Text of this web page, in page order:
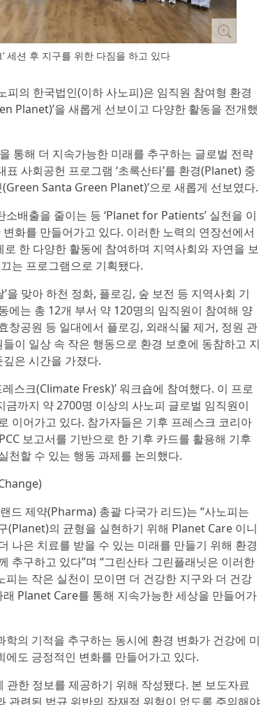
세션 후 지구를 위한 다짐을 하고 있다
피의 한국법인(이하 사노피)은 임직원 참여형 환경
Planet)’을 새롭게 선보이고 다양한 활동을 전개했
통해 더 지속가능한 미래를 추구하는 글로벌 전략
사회공헌 프로그램 ‘초록산타’를 환경(Planet) 중
Santa Green Planet)’으로 새롭게 선보였다.
배출을 줄이는 등 ‘Planet for Patients’ 실천을 이
화를 만들어가고 있다. 이러한 노력의 연장선에서
한 다양한 활동에 참여하며 지역사회와 자연을 보
는 프로그램으로 기획됐다.
을 맞아 하천 정화, 플로깅, 숲 보전 등 지역사회 기
에는 총 12개 부서 약 120명의 임직원이 참여해 양
창공원 등 일대에서 플로깅, 외래식물 제거, 정원 관
이 일상 속 작은 행동으로 환경 보호에 동참하고 지
은 시간을 가졌다.
스크(Climate Fresk)’ 워크숍에 참여했다. 이 프로
까지 약 2700명 이상의 사노피 글로벌 임직원이
이어가고 있다. 참가자들은 기후 프레스크 코리아
보고서를 기반으로 한 기후 카드를 활용해 기후
천할 수 있는 행동 과제를 논의했다.
드 제약(Pharma) 총괄 다국가 리드)는 “사노피는
의 균형을 실현하기 위해 Planet Care 이니
나은 치료를 받을 수 있는 미래를 만들기 위해 환경
추구하고 있다”며 “그린산타 그린플래닛은 이러한
는 작은 실천이 모이면 더 건강한 지구와 더 건강
Planet Care를 통해 지속가능한 세상을 만들어가
의 기적을 추구하는 동시에 환경 변화가 건강에 미
도 긍정적인 변화를 만들어가고 있다.
한 정보를 제공하기 위해 작성됐다. 본 보도자료
관련된 법규 위반의 잠재적 위험이 없도록 주의해야